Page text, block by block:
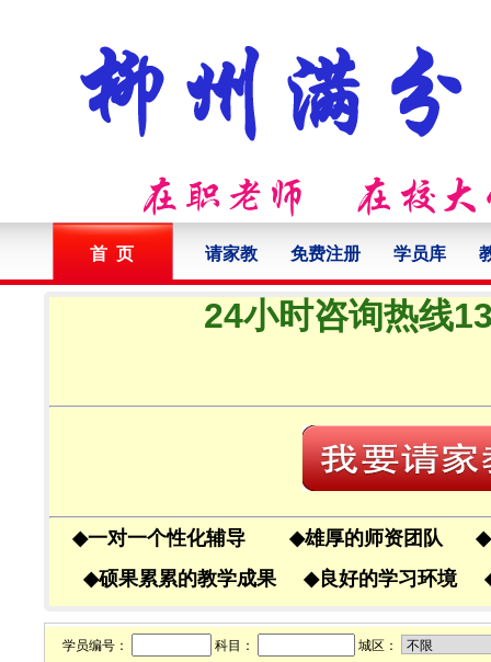
首 页 请家教 免费注册 学员库
24小时咨询热线
◆一对一个性化辅导 ◆雄厚的师资团队 ◆
◆硕果累累的教学成果 ◆良好的学习环境
学员编号： 科目： 城区：